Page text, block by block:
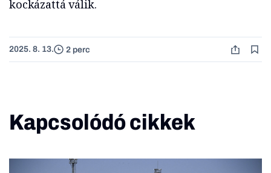
kockázattá válik.
2025. 8. 13. 2 perc
Kapcsolódó cikkek